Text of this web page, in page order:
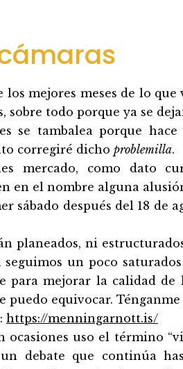
los mejores meses de lo
sobre todo porque ya se
se tambalea porque
corregiré dicho problemilla.
mercado, como dato
en el nombre alguna
sábado después del 18 de
planeados, ni
un poco
para mejorar la calidad
puedo equivocar.
https://menningarnott.is/
ocasiones uso el término
debate que continúa